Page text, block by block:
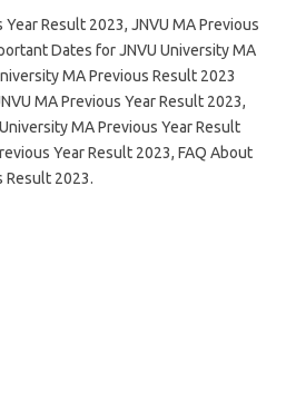
Result 2023, JNVU MA Previous
Dates for JNVU University MA
MA Previous Result 2023
MA Previous Year Result 2023,
MA Previous Year Result
Year Result 2023, FAQ About
Result 2023.